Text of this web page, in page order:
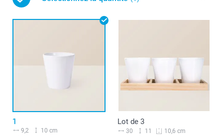
1
9,2 10 cm
Lot de 3
30 11 10,6 cm